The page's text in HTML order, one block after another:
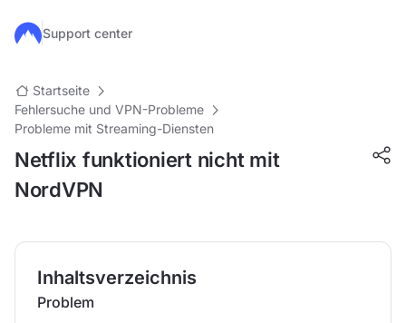
Zum Hauptinhalt springen
Support center
Startseite
Fehlersuche und VPN-Probleme
Probleme mit Streaming-Diensten
Netflix funktioniert nicht mit
NordVPN
Inhaltsverzeichnis
Problem